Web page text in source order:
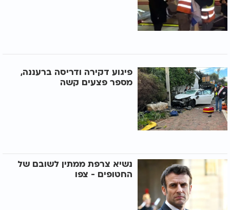
פיגוע דקירה ודריסה ברעננה,
מספר פצעים קשה
נשיא צרפת ממתין לשובם של
החטופים - צפו